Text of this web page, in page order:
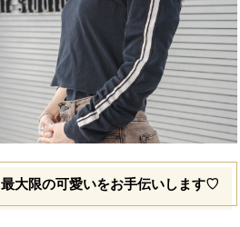
最大限の可愛いをお手伝いします♡